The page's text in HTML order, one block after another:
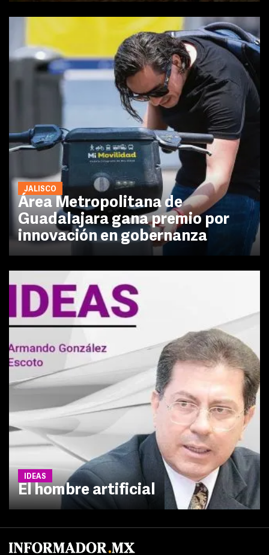
JALISCO
Área Metropolitana de
Guadalajara gana premio por
innovación en gobernanza
IDEAS
El hombre artificial